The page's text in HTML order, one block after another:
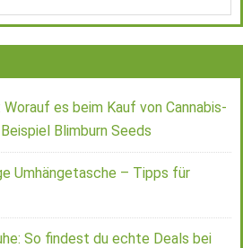
es beim Kauf von Cannabis-
Blimburn Seeds
Umhängetasche – Tipps für
So findest du echte Deals bei